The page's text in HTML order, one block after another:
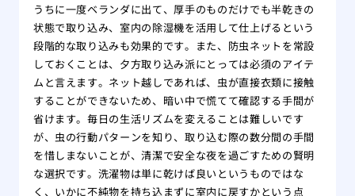
うちに一度ベランダに出て、厚手のものだけでも半乾きの
状態で取り込み、室内の除湿機を活用して仕上げるという
段階的な取り込みも効果的です。また、防虫ネットを常設
しておくことは、夕方取り込み派にとっては必須のアイテ
ムと言えます。ネット越しであれば、虫が直接衣類に接触
することができないため、暗い中で慌てて確認する手間が
省けます。毎日の生活リズムを変えることは難しいです
が、虫の行動パターンを知り、取り込む際の数分間の手間
を惜しまないことが、清潔で安全な夜を過ごすための賢明
な選択です。洗濯物は単に乾けば良いというものではな
く、いかに不純物を持ち込まずに室内に戻すかという点